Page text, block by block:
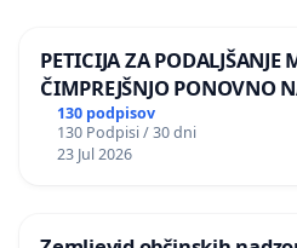
PETICIJA ZA
ČIMPREJŠNJO PONOVNO
BERNARDA ŠRAJNERJA NA
REPUBLIKE SLOVENIJE V
130 podpisov
130 Podpisi / 30 dni
23 Jul 2026